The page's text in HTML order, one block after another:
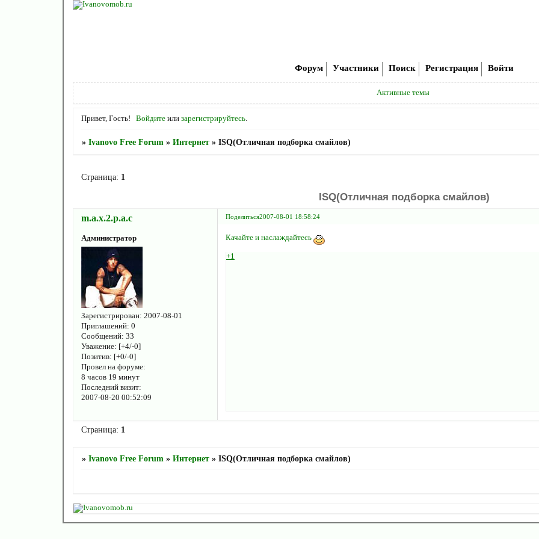
Форум Участники Поиск Регистрация Войти
Активные темы
Привет, Гость! Войдитеили зарегистрируйтесь.
» Ivanovo Free Forum » Интернет » ISQ(Отличная подборка смайлов)
ISQ(Отличная подборка смайлов)
Страница: 1
Поделиться2007-08-01 18:58:24
m.a.x.2.p.a.c
Администратор
Зарегистрирован: 2007-08-01
Приглашений: 0
Сообщений: 33
Уважение: [+4/-0]
Позитив: [+0/-0]
Провел на форуме:
8 часов 19 минут
Последний визит:
2007-08-20 00:52:09
Качайте и наслаждайтесь
+1
Страница: 1
» Ivanovo Free Forum » Интернет » ISQ(Отличная подборка смайлов)